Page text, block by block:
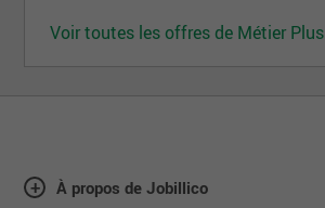
Voir toutes les offres de Métier Plus
À propos de Jobillico